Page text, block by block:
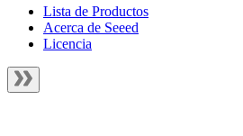
Lista de Productos
Acerca de Seeed
Licencia